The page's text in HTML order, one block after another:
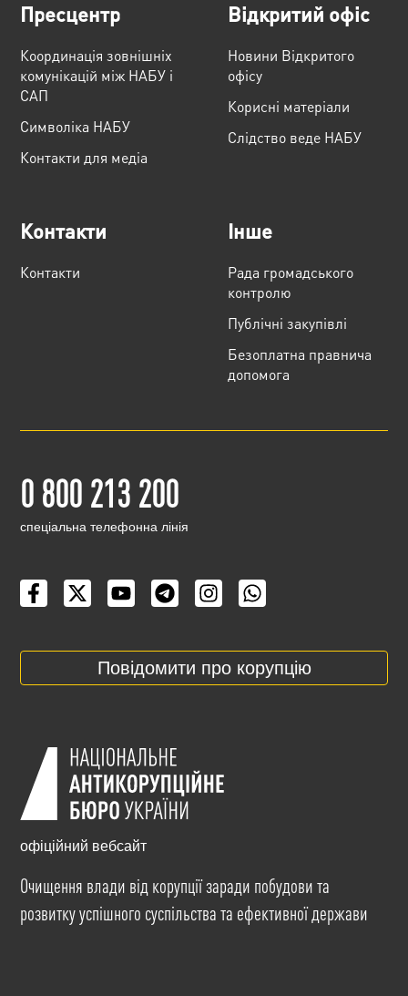
Пресцентр
Координація зовнішніх
комунікацій між НАБУ і
САП
Cимволіка НАБУ
Контакти для медіа
Відкритий офіс
Новини Відкритого
офісу
Корисні матеріали
Слідство веде НАБУ
Контакти
Контакти
Інше
Рада громадського
контролю
Публічні закупівлі
Безоплатна правнича
допомога
0 800 213 200
cпеціальна телефонна лінія
Повідомити про корупцію
офіційний вебсайт
Очищення влади від корупції заради побудови та
розвитку успішного суспільства та ефективної держави